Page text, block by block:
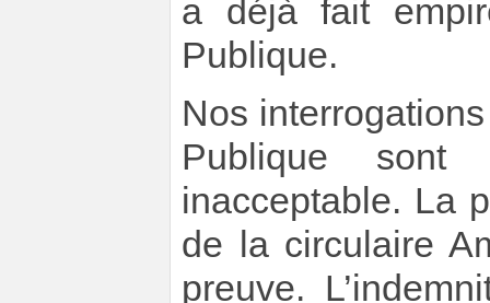
a déjà fait
Publique.
Nos
Publique sont
inacceptable. La
de la circulaire
preuve.